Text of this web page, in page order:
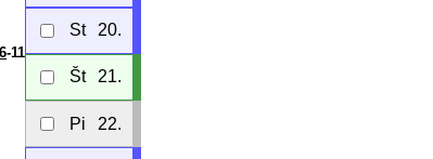
-11
St 20.
Št 21.
Pi 22.